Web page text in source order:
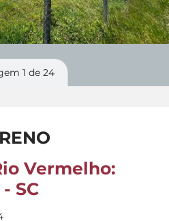
1 de 24
Vermelho:
SC